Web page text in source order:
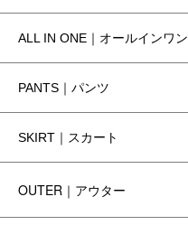
ALL IN ONE｜オールインワン
PANTS｜パンツ
SKIRT｜スカート
OUTER｜アウター